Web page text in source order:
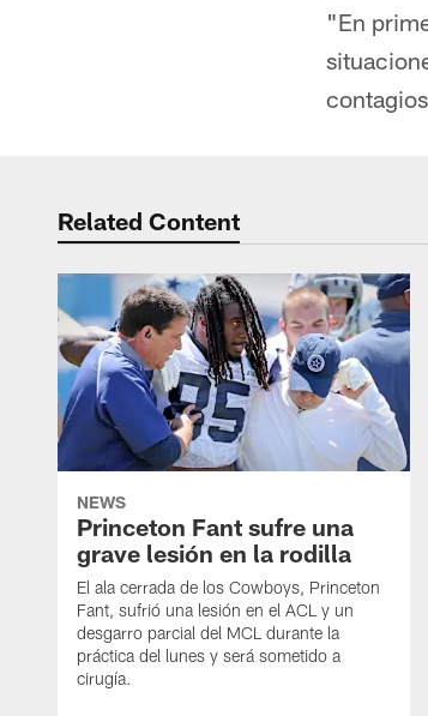
"En
Related Content
NEWS
Princeton Fant sufre una
grave lesión en la rodilla
El ala cerrada de los Cowboys, Princeton
Fant, sufrió una lesión en el ACL y un
desgarro parcial del MCL durante la
práctica del lunes y será sometido a
cirugía.